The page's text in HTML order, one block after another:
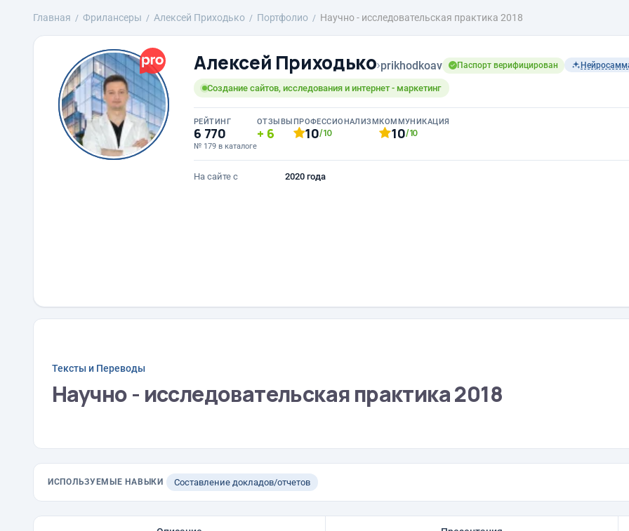
Главная Фрилансеры Алексей Приходько Портфолио Научно - исследовательская практика 2018
Алексей Приходько›prikhodkoav Паспорт верифицирован
Создание сайтов, исследования и интернет - маркетинг
РЕЙТИНГ
6 770
№ 179 в каталоге
ОТЗЫВЫ
6
ПРОФЕССИОНАЛИЗМ
10/10
КОММУНИКАЦИЯ
10/10
На сайте с 2020 года
Тексты и Переводы
Научно - исследовательская практика 2018
ИСПОЛЬЗУЕМЫЕ НАВЫКИ Составление докладов/отчетов